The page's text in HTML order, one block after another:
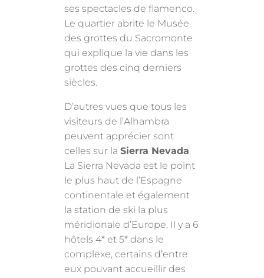
ses spectacles de flamenco.
Le quartier abrite le Musée
des grottes du Sacromonte
qui explique la vie dans les
grottes des cinq derniers
siècles.
D’autres vues que tous les
visiteurs de l’Alhambra
peuvent apprécier sont
celles sur laSierra Nevada.
La Sierra Nevada est le point
le plus haut de l’Espagne
continentale et également
la station de ski la plus
méridionale d’Europe. Il y a 6
hôtels 4* et 5* dans le
complexe, certains d’entre
eux pouvant accueillir des